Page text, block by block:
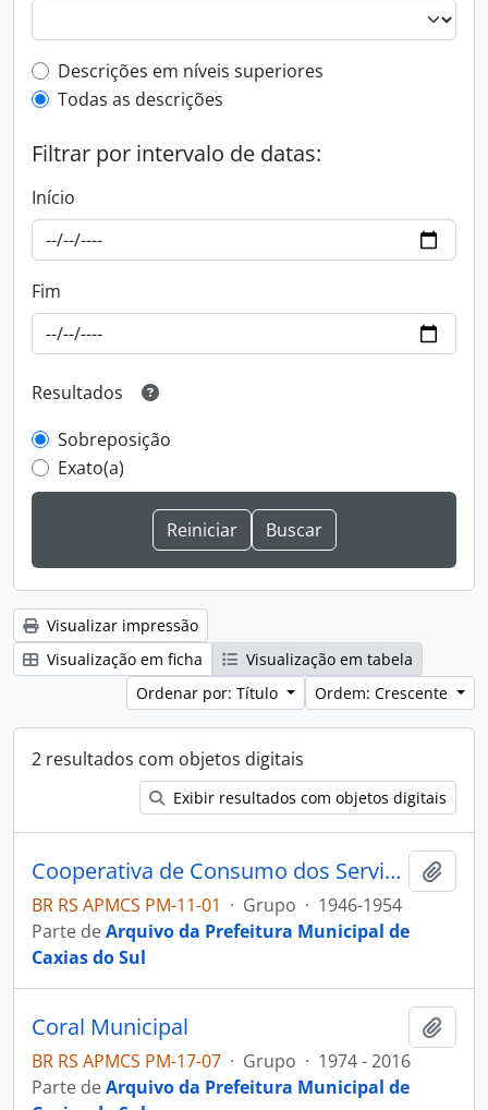
Filtro de descrição de nível superior
Descrições em níveis superiores
Todas as descrições
Filtrar por intervalo de datas:
Início
Fim
Resultados
Sobreposição
Exato(a)
Visualizar impressão
Visualização em ficha
Visualização em tabela
Ordenar por: Título
Ordem: Crescente
2 resultados com objetos digitais
Exibir resultados com objetos digitais
Cooperativa de Consumo dos Servidores Públicos Ltda
BR RS APMCS PM-11-01 · Grupo · 1946-1954
Parte deArquivo da Prefeitura Municipal de
Caxias do Sul
Coral Municipal
BR RS APMCS PM-17-07 · Grupo · 1974 - 2016
Parte deArquivo da Prefeitura Municipal de